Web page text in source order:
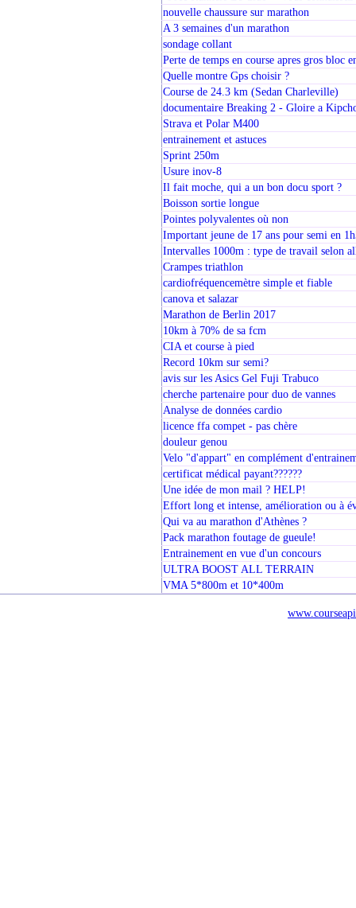
nouvelle chaussure sur marathon
A 3 semaines d'un marathon
sondage collant
Perte de temps en course apres gros bloc
Quelle montre Gps choisir ?
Course de 24.3 km (Sedan Charleville)
documentaire Breaking 2 - Gloire a
Strava et Polar M400
entrainement et astuces
Sprint 250m
Usure inov-8
Il fait moche, qui a un bon docu sport ?
Boisson sortie longue
Pointes polyvalentes où non
Important jeune de 17 ans pour semi en
Intervalles 1000m : type de travail selon
Crampes triathlon
cardiofréquencemètre simple et fiable
canova et salazar
Marathon de Berlin 2017
10km à 70% de sa fcm
CIA et course à pied
Record 10km sur semi?
avis sur les Asics Gel Fuji Trabuco
cherche partenaire pour duo de vannes
Analyse de données cardio
licence ffa compet - pas chère
douleur genou
Velo "d'appart" en complément
certificat médical payant??????
Une idée de mon mail ? HELP!
Effort long et intense, amélioration ou à
Qui va au marathon d'Athènes ?
Pack marathon foutage de gueule!
Entrainement en vue d'un concours
ULTRA BOOST ALL TERRAIN
VMA 5*800m et 10*400m